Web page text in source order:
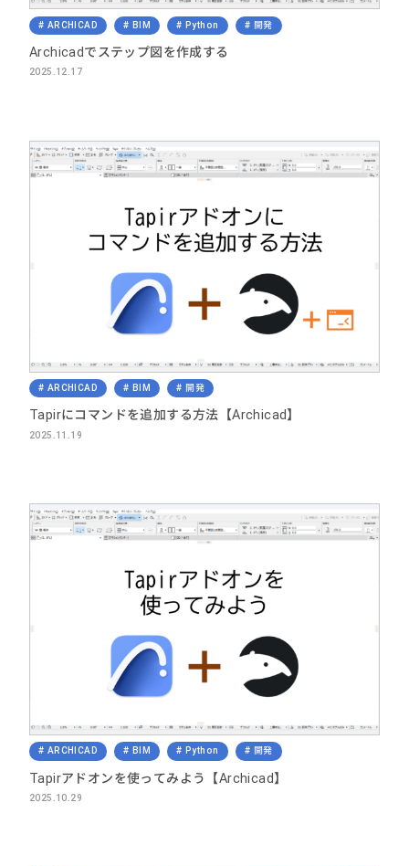
ARCHICAD BIM Python 開発
Archicadでステップ図を作成する
2025.12.17
ARCHICAD BIM 開発
Tapirにコマンドを追加する方法【Archicad】
2025.11.19
ARCHICAD BIM Python 開発
Tapirアドオンを使ってみよう【Archicad】
2025.10.29